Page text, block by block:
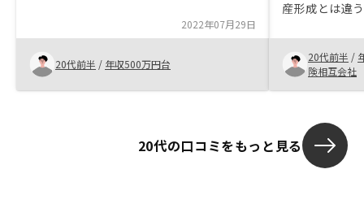
かりをもつのでとてもいいと感じました。
営業担当の方もとても親切でした。
2022年07月29日
20代前半 / 年収500万円台
産形成とは違
拠に基づいた
り感がなかっ
20代前半 /
険相互会社
20代の口コミをもっと見る